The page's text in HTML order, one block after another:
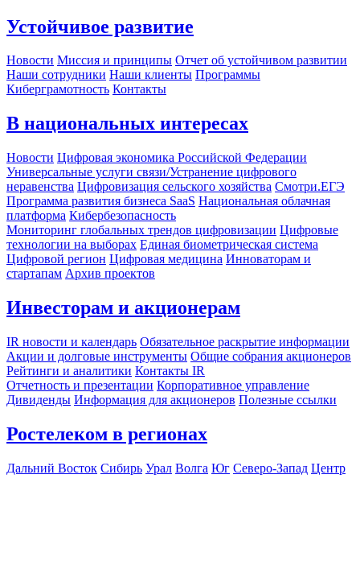
Устойчивое развитие
Новости Миссия и принципы Отчет об устойчивом развитии
Наши сотрудники Наши клиенты Программы
Киберграмотность Контакты
В национальных интересах
Новости Цифровая экономика Российской Федерации
Универсальные услуги связи/Устранение цифрового
неравенства Цифровизация сельского хозяйства Смотри.ЕГЭ
Программа развития бизнеса SaaS Национальная облачная
платформа Кибербезопасность
Мониторинг глобальных трендов цифровизации Цифровые
технологии на выборах Единая биометрическая система
Цифровой регион Цифровая медицина Инноваторам и
стартапам Архив проектов
Инвесторам и акционерам
IR новости и календарь Обязательное раскрытие информации
Акции и долговые инструменты Общие собрания акционеров
Рейтинги и аналитики Контакты IR
Отчетность и презентации Корпоративное управление
Дивиденды Информация для акционеров Полезные ссылки
Ростелеком в регионах
Дальний Восток Сибирь Урал Волга Юг Северо-Запад Центр